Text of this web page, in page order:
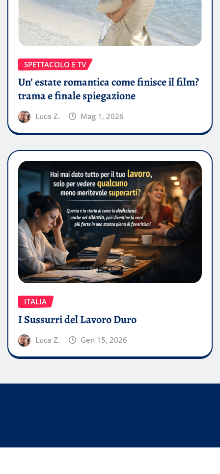
SPETTACOLO E TV
Un’ estate romantica come finisce il film?
trama e finale spiegazione
Luca Z. Mag 1, 2026
ITALIA
I Sussurri del Lavoro Duro
Luca Z. Gen 15, 2026